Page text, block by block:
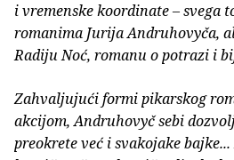
i vremenske koordinate – svega
romanima Jurija Andruhovyča,
Radiju Noć, romanu o potrazi i
Zahvaljujući formi pikarskog
akcijom, Andruhovyč sebi
preokrete već i svakojake